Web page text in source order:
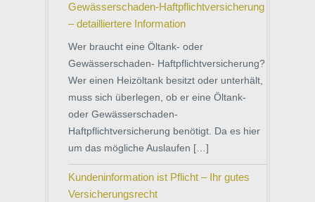
Gewässerschaden-Haftpflichtversicherung
– detailliertere Information
Wer braucht eine Öltank- oder
Gewässerschaden- Haftpflichtversicherung?
Wer einen Heizöltank besitzt oder unterhält,
muss sich überlegen, ob er eine Öltank-
oder Gewässerschaden-
Haftpflichtversicherung benötigt. Da es hier
um das mögliche Auslaufen […]
Kundeninformation ist Pflicht – Ihr gutes
Versicherungsrecht